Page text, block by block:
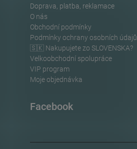
Doprava, platba, reklamace
O nás
Obchodní podmínky
Podmínky ochrany osobních údajů
🇸🇰 Nakupujete zo SLOVENSKA?
Velkoobchodní spolupráce
VIP program
Moje objednávka
Facebook